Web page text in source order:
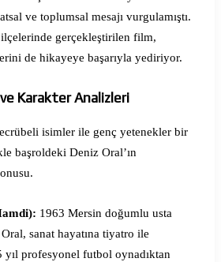
ve toplumsal mesajı vurgulamıştı.
gerçekleştirilen film,
de hikayeye başarıyla yediriyor.
Karakter Analizleri
isimler ile genç yetenekler bir
başroldeki Deniz Oral’ın
1963 Mersin doğumlu usta
sanat hayatına tiyatro ile
yıl profesyonel futbol oynadıktan